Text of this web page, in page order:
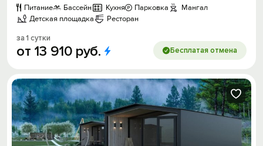
Питание
Бассейн Кухня Парковка
Мангал
Детская площадка
Ресторан
за 1 сутки
от 13 910 руб. Бесплатая отмена